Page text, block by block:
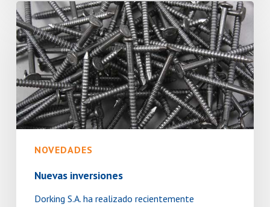
Nuevas
inversiones
NOVEDADES
Nuevas inversiones
Dorking S.A. ha realizado recientemente